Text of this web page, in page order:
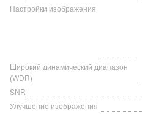
Настройки изображения
Широкий динамический диапазон
(WDR)
SNR
Улучшение изображения